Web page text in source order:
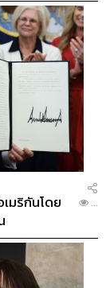
มริกันโดย
...